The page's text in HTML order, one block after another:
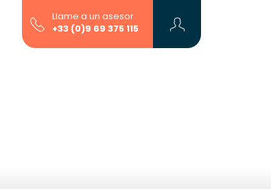
Llame a un asesor
+33 (0)9 69 375 115